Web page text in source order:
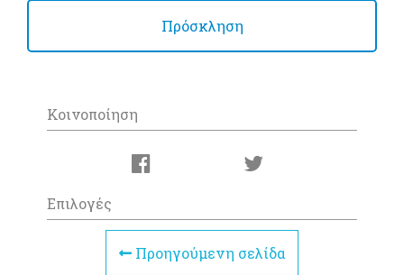
Πρόσκληση
Κοινοποίηση
Επιλογές
Προηγούμενη σελίδα